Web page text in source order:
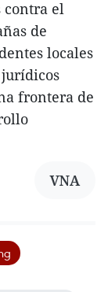
el
de
locales
frontera de
VNA